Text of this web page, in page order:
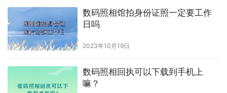
数码照相馆拍身份证照一定要工作
日吗
2023年10月19日
数码照相回执可以下载到手机上
嘛？